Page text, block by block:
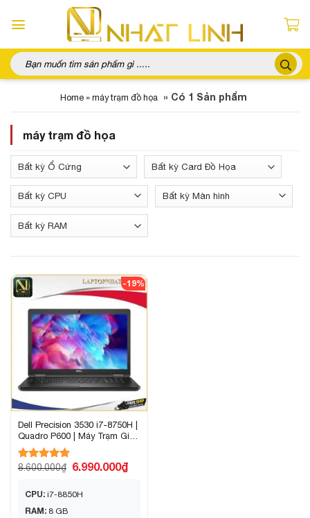
đến
dungTìm
kiếm:
Home» máy trạm đồ họa » Có 1 Sản phẩm
máy trạm đồ họa
-19%
Dell Precision 3530 i7-8750H |
Quadro P600 | Máy Trạm Giá
Rẻ
Được xếp
5 sao
8.600.000₫ 6.990.000₫
CPU:i7-8850H
RAM:8 GB